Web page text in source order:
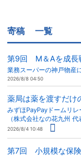
寄稿 一覧
第9回 M＆Aを成長
業務スーパーの神戸物産
2026/8/8 04:50
薬局は薬を渡すだけ
みずほPayPayドームリ
（株式会社なの花九州 代
2026/8/4 10:48
第7回 小規模な保